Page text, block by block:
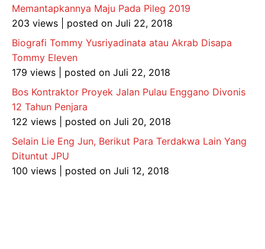
Memantapkannya Maju Pada Pileg 2019
203 views
posted on Juli 22, 2018
Biografi Tommy Yusriyadinata atau Akrab Disapa
Tommy Eleven
179 views
posted on Juli 22, 2018
Bos Kontraktor Proyek Jalan Pulau Enggano Divonis
12 Tahun Penjara
122 views
posted on Juli 20, 2018
Selain Lie Eng Jun, Berikut Para Terdakwa Lain Yang
Dituntut JPU
100 views
posted on Juli 12, 2018